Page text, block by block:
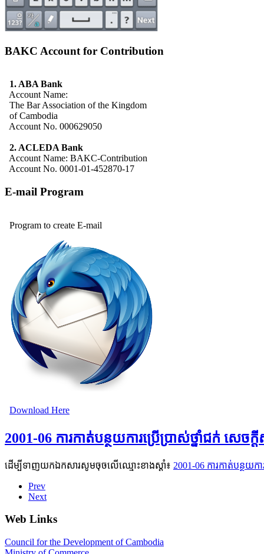
BAKC Account for Contribution
1. ABA Bank
Account Name:
The Bar Association of the Kingdom
of Cambodia
Account No. 000629050
2. ACLEDA Bank
Account Name: BAKC-Contribution
Account No. 0001-01-452870-17
E-mail Program
Program to create E-mail
Download Here
2001-06 ការកាត់បន្ថយការប្រើប្រាស់ថ្នាំជក់ សេច
ដើម្បីទាញយកឯកសារសូមចុចលើឈ្មោះខាងស្តាំ៖ 2001-06 ការកាត់បន្ថយ
Prev
Next
Web Links
Council for the Development of Cambodia